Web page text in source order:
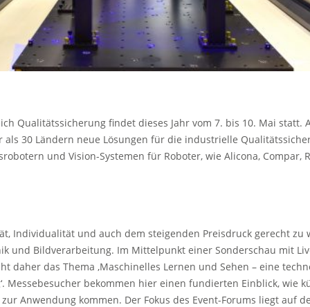
Qualitätssicherung findet dieses Jahr vom 7. bis 10. Mai
30 Ländern neue Lösungen für die industrielle
und Vision-Systemen für Roboter, wie Alicona, Compar,
Individualität und auch dem steigenden Preisdruck gerecht zu
und Bildverarbeitung. Im Mittelpunkt einer Sonderschau mit
daher das Thema ‚Maschinelles Lernen und Sehen – eine
Messebesucher bekommen hier einen fundierten Einblick, wie
Anwendung kommen. Der Fokus des Event-Forums liegt auf